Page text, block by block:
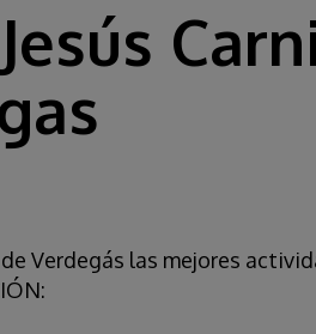
Verdegás las mejores